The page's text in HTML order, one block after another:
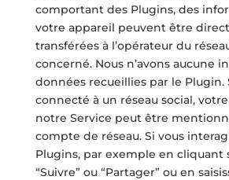
comportant des Plugins, des
votre appareil peuvent être
transférées à l’opérateur du
concerné. Nous n’avons aucune
données recueillies par le Plugin.
connecté à un réseau social,
notre Service peut être
compte de réseau. Si vous
Plugins, par exemple en cliquant
“Suivre” ou “Partager” ou en